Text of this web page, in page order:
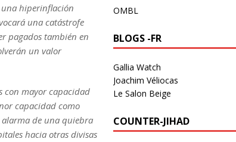
hiperinflación
una catástrofe
pagados también en
un valor
con mayor capacidad
capacidad como
de una quiebra
hacia otras divisas
OMBL
BLOGS -FR
Gallia Watch
Joachim Véliocas
Le Salon Beige
COUNTER-JIHAD